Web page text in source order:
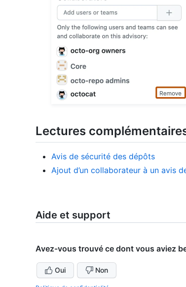
Lectures
Avis de sécurité des dépôts
Ajout d’un collaborateur à un avis
Aide et support
Avez-vous trouvé ce dont vous aviez
Oui Non